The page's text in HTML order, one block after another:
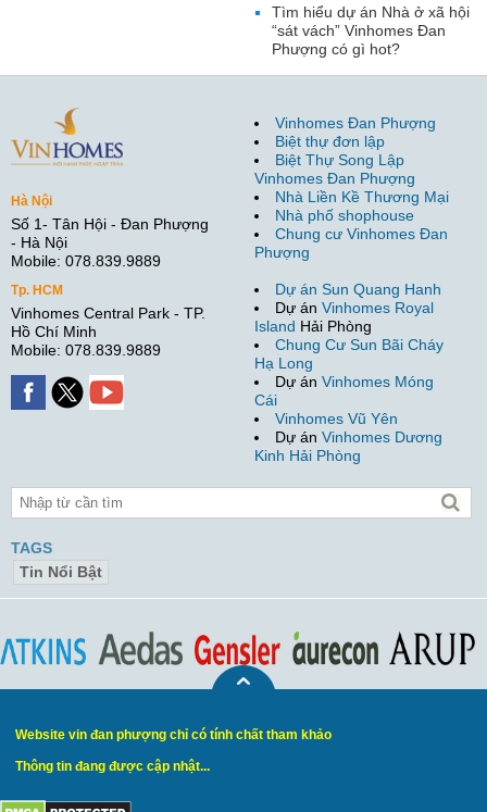
Tìm hiểu dự án Nhà ở xã hội
“sát vách” Vinhomes Đan
Phượng có gì hot?
Hà Nội
Số 1- Tân Hội - Đan Phượng
- Hà Nội
Mobile: 078.839.9889
Tp. HCM
Vinhomes Central Park - TP.
Hồ Chí Minh
Mobile: 078.839.9889
Vinhomes Đan Phượng
Biệt thự đơn lập
Biệt Thự Song Lập
Vinhomes Đan Phượng
Nhà Liền Kề Thương Mại
Nhà phố shophouse
Chung cư Vinhomes Đan
Phượng
Dự án Sun Quang Hanh
Dự án Vinhomes Royal
Island Hải Phòng
Chung Cư Sun Bãi Cháy
Hạ Long
Dự án Vinhomes Móng
Cái
Vinhomes Vũ Yên
Dự án Vinhomes Dương
Kinh Hải Phòng
TAGS
Tin Nổi Bật
Website vin đan phượng chỉ có tính chất tham khảo
Thông tin đang được cập nhật...